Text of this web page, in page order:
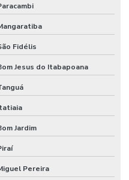
Comerciais
E Sanitários
Fidélis
Jesus do Itabapoana
Jardim
Pereira